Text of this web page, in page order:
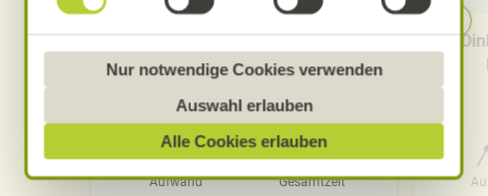
Dienstleistern in Drittländern, die kein mit der EU
Sofern personenbezogene Daten dorthin übermittelt
werden, besteht das Risiko, dass diese erfasst und
analysiert werden und Betroffenenrechte nicht
durchgesetzt werden könnten. Sie können jederzeit
Ihre Einwilligung zur Datenverarbeitung und
Alle Cookies erlauben
Auswahl erlauben
Nur notwendige Cookies verwenden
Vanillepudding mit Kamille
Aufwand
0 Std. 15 Min.
Gesamtzeit